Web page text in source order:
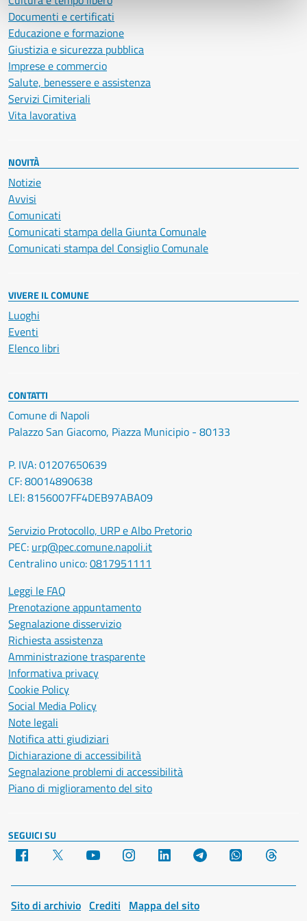
Documenti e certificati
Educazione e formazione
Giustizia e sicurezza pubblica
Imprese e commercio
Salute, benessere e assistenza
Servizi Cimiteriali
Vita lavorativa
NOVITÀ
Notizie
Avvisi
Comunicati
Comunicati stampa della Giunta Comunale
Comunicati stampa del Consiglio Comunale
VIVERE IL COMUNE
Luoghi
Eventi
Elenco libri
CONTATTI
Comune di Napoli
Palazzo San Giacomo, Piazza Municipio - 80133
P. IVA: 01207650639
CF: 80014890638
LEI: 8156007FF4DEB97ABA09
Servizio Protocollo, URP e Albo Pretorio
PEC: urp@pec.comune.napoli.it
Centralino unico:0817951111
Leggi le FAQ
Prenotazione appuntamento
Segnalazione disservizio
Richiesta assistenza
Amministrazione trasparente
Informativa privacy
Cookie Policy
Social Media Policy
Note legali
Notifica atti giudiziari
Dichiarazione di accessibilità
Segnalazione problemi di accessibilità
Piano di miglioramento del sito
SEGUICI SU
Facebook YouTube Instagram LinkedIn Telegram WhatsApp
Sito di archivio Crediti Mappa del sito